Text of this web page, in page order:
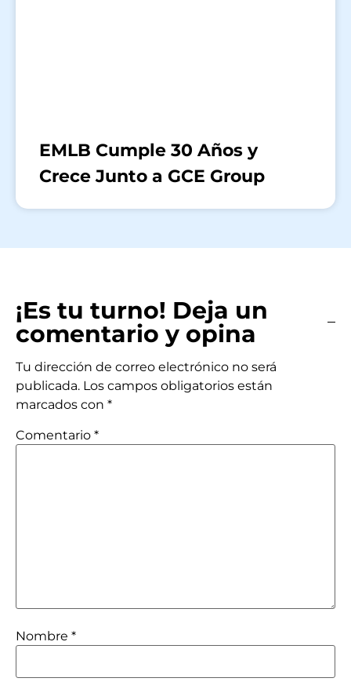
EMLB Cumple 30 Años y
Crece Junto a GCE Group
¡Es tu turno! Deja un
comentario y opina
Tu dirección de correo electrónico no será
publicada. Los campos obligatorios están
marcados con *
Comentario *
Nombre *